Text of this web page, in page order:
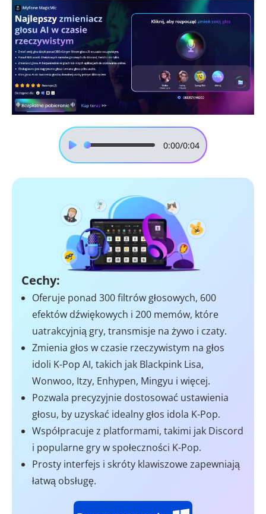
0:00/0:04
Cechy:
Oferuje ponad 300 filtrów głosowych, 600
efektów dźwiękowych i 200 memów, które
uatrakcyjnią gry, transmisje na żywo i czaty.
Zmienia głos w czasie rzeczywistym na głos
idoli K-Pop AI, takich jak Blackpink Lisa,
Wonwoo, Itzy, Enhypen, Mingyu i więcej.
Pozwala precyzyjnie dostosować ustawienia
głosu, by uzyskać idealny głos idola K-Pop.
Współpracuje z platformami, takimi jak Discord
i popularne gry w społeczności K-Pop.
Prosty interfejs i skróty klawiszowe zapewniają
łatwą obsługę.